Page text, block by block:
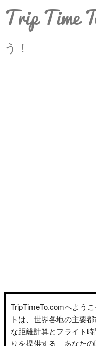
Trip Time
う！
TripTimeTo.comへよう
トは、世界各地の主要
な距離計算とフライト
りを提供する、あなた